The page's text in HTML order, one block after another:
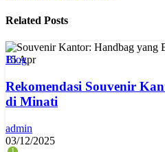
Related Posts
15Apr
Blog
Rekomendasi Souvenir
di Minati
admin
03/12/2025